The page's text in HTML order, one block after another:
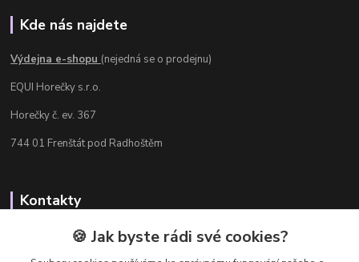
Kde nás najdete
Výdejna e-shopu (nejedná se o prodejnu)
EQUI Horečky s.r.o.
Horečky č. ev. 367
744 01 Frenštát pod Radhoštěm
Kontakty
Radka Chamrádová
+420 737 484 708
🍪 Jak byste rádi své cookies?